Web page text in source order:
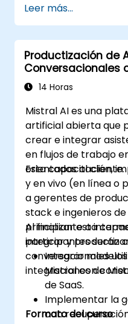
Leer más...
Productización de
Conversacionales
Integraciones de
14 Horas
Mistral AI es una
artificial abierta que
crear e integrar
en flujos de trabajo
orientados al cliente.
Esta capacitación,
y en vivo (en línea o
a gerentes de
stack e ingenieros
principiante a
integrar y
conversacionales
integraciones de
Al finalizar esta
participantes serán
Integrar
Mistral con
de SaaS.
Implementar la
con
Formato del curso